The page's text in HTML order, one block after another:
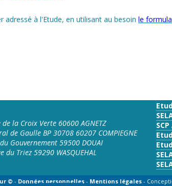
adressé à l'Etude, en utilisant au besoin le
de la Croix Verte 60600 AGNETZ
de Gaulle BP 30708 60207 COMPIEGNE
Gouvernement 59500 DOUAI
du Triez 59290 WASQUEHAL
© - Données personnelles - Mentions légales -